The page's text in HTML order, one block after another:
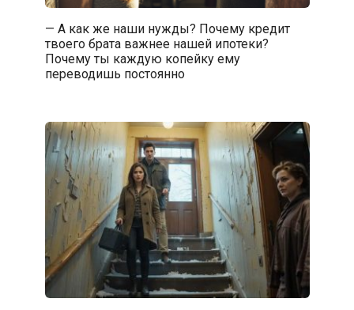
— А как же наши нужды? Почему кредит
твоего брата важнее нашей ипотеки?
Почему ты каждую копейку ему
переводишь постоянно